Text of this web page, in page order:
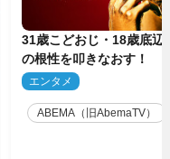
31歳こどおじ・18歳底
の根性を叩きなおす！
ス』第2弾コーチ陣発表
エンタメ
ABEMA（旧AbemaTV）